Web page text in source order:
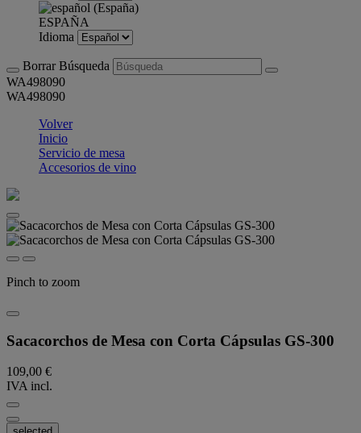
ESPAÑA
Idioma
Borrar Búsqueda
WA498090
WA498090
Volver
Inicio
Servicio de mesa
Accesorios de vino
Pinch to zoom
Sacacorchos de Mesa con Corta Cápsulas GS-300
109,00 €
IVA incl.